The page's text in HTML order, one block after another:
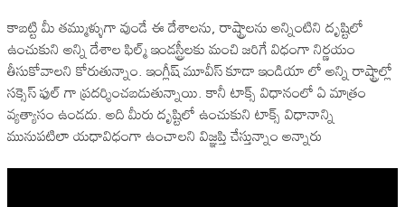
కాబట్టి మీ తమ్ముళ్ళుగా వుండే ఈ దేశాలను, రాష్ట్రాలను అన్నింటిని దృష్టిలో
ఉంచుకుని అన్ని దేశాల ఫిల్మ్ ఇండస్ట్రీలకు మంచి జరిగే విధంగా నిర్ణయం
తీసుకోవాలని కోరుతున్నాం. ఇంగ్లీష్ మూవీస్ కూడా ఇండియా లో అన్ని రాష్ట్రాల్లో
సక్సెస్ ఫుల్ గా ప్రదర్శించబడుతున్నాయి. కానీ టాక్స్ విధానంలో ఏ మాత్రం
వ్యత్యాసం ఉండదు. అది మీరు దృష్టిలో ఉంచుకుని టాక్స్ విధానాన్ని
మునుపటిలా యధావిధంగా ఉంచాలని విజ్ఞప్తి చేస్తున్నాం అన్నారు